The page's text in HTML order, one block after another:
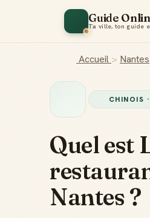
Guide
Ta ville, ton guide
Accueil > Nantes
CHINOIS
Quel est
Nantes ?